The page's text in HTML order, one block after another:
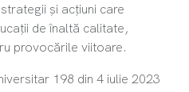
și acțiuni care
de înaltă calitate,
provocările viitoare.
198 din 4 iulie 2023